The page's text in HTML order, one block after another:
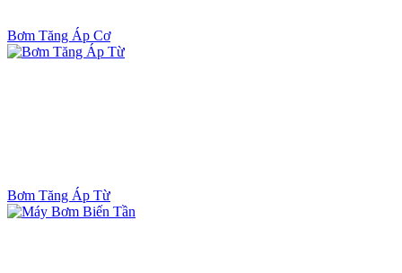
Bơm Tăng Áp Cơ
Bơm Tăng Áp Từ